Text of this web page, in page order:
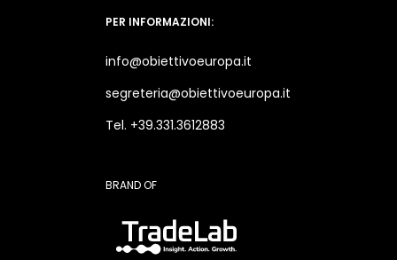
PER INFORMAZIONI:
info@obiettivoeuropa.it
segreteria@obiettivoeuropa.it
Tel. +39.331.3612883
BRAND OF